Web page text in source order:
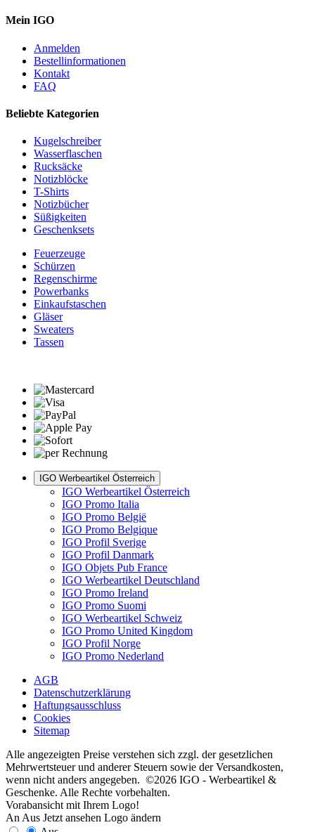
Mein IGO
Anmelden
Bestellinformationen
Kontakt
FAQ
Beliebte Kategorien
Kugelschreiber
Wasserflaschen
Rucksäcke
Notizblöcke
T-Shirts
Notizbücher
Süßigkeiten
Geschenksets
Feuerzeuge
Schürzen
Regenschirme
Powerbanks
Einkaufstaschen
Gläser
Sweaters
Tassen
IGO Werbeartikel Österreich
IGO Werbeartikel Österreich
IGO Promo Italia
IGO Promo België
IGO Promo Belgique
IGO Profil Sverige
IGO Profil Danmark
IGO Objets Pub France
IGO Werbeartikel Deutschland
IGO Promo Ireland
IGO Promo Suomi
IGO Werbeartikel Schweiz
IGO Promo United Kingdom
IGO Profil Norge
IGO Promo Nederland
AGB
Datenschutzerklärung
Haftungsausschluss
Cookies
Sitemap
Alle angezeigten Preise verstehen sich zzgl. der gesetzlichen
Mehrwertsteuer und anderer Steuern sowie der Versandkosten,
wenn nicht anders angegeben. ©2026 IGO - Werbeartikel &
Geschenke. Alle Rechte vorbehalten.
Vorabansicht mit Ihrem Logo!
An Aus Jetzt ansehen Logo ändern